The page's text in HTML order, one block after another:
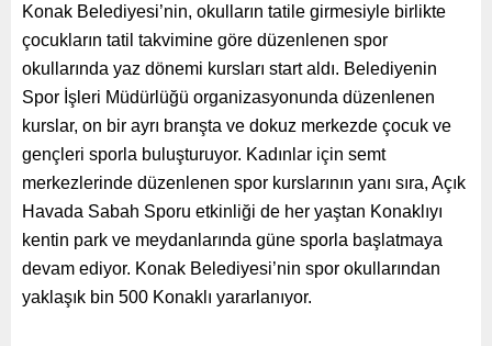
Konak Belediyesi’nin, okulların tatile girmesiyle birlikte
çocukların tatil takvimine göre düzenlenen spor
okullarında yaz dönemi kursları start aldı. Belediyenin
Spor İşleri Müdürlüğü organizasyonunda düzenlenen
kurslar, on bir ayrı branşta ve dokuz merkezde çocuk ve
gençleri sporla buluşturuyor. Kadınlar için semt
merkezlerinde düzenlenen spor kurslarının yanı sıra, Açık
Havada Sabah Sporu etkinliği de her yaştan Konaklıyı
kentin park ve meydanlarında güne sporla başlatmaya
devam ediyor. Konak Belediyesi’nin spor okullarından
yaklaşık bin 500 Konaklı yararlanıyor.